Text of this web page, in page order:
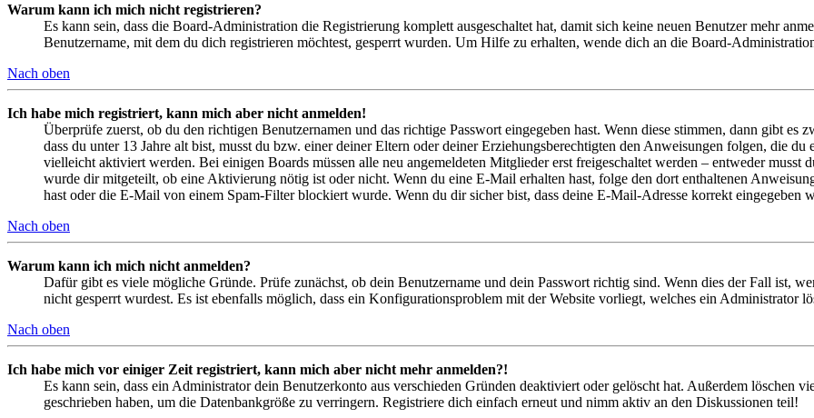
Warum kann ich mich nicht registrieren?
Es kann sein, dass die Board-Administration die Registrierung komplett ausgeschaltet hat, damit sich keine neuen Benutzer mehr
Benutzername, mit dem du dich registrieren möchtest, gesperrt wurden. Um Hilfe zu erhalten, wende dich an die Board-
Nach oben
Ich habe mich registriert, kann mich aber nicht anmelden!
Überprüfe zuerst, ob du den richtigen Benutzernamen und das richtige Passwort eingegeben hast. Wenn diese stimmen, dann gibt es
dass du unter 13 Jahre alt bist, musst du bzw. einer deiner Eltern oder deiner Erziehungsberechtigten den Anweisungen folgen, die
vielleicht aktiviert werden. Bei einigen Boards müssen alle neu angemeldeten Mitglieder erst freigeschaltet werden – entweder musst
wurde dir mitgeteilt, ob eine Aktivierung nötig ist oder nicht. Wenn du eine E-Mail erhalten hast, folge den dort enthaltenen
hast oder die E-Mail von einem Spam-Filter blockiert wurde. Wenn du dir sicher bist, dass deine E-Mail-Adresse korrekt eingegeben
Nach oben
Warum kann ich mich nicht anmelden?
Dafür gibt es viele mögliche Gründe. Prüfe zunächst, ob dein Benutzername und dein Passwort richtig sind. Wenn dies der Fall ist,
nicht gesperrt wurdest. Es ist ebenfalls möglich, dass ein Konfigurationsproblem mit der Website vorliegt, welches ein Administrator
Nach oben
Ich habe mich vor einiger Zeit registriert, kann mich aber nicht mehr anmelden?!
Es kann sein, dass ein Administrator dein Benutzerkonto aus verschieden Gründen deaktiviert oder gelöscht hat. Außerdem löschen
geschrieben haben, um die Datenbankgröße zu verringern. Registriere dich einfach erneut und nimm aktiv an den Diskussionen teil!